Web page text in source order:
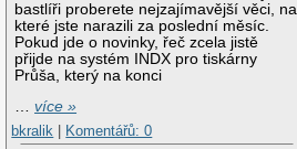
bastlíři proberete nejzajímavější věci, na
které jste narazili za poslední měsíc.
Pokud jde o novinky, řeč zcela jistě
přijde na systém INDX pro tiskárny
Průša, který na konci
…více »
bkralik | Komentářů: 0